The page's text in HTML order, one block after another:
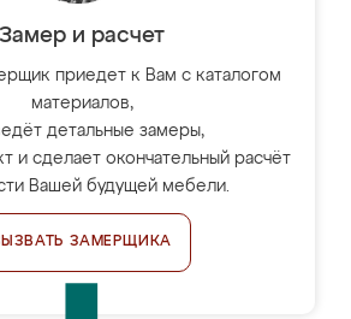
Замер и расчет
приедет к Вам с каталогом
материалов,
детальные замеры,
и сделает окончательный расчёт
Вашей будущей мебели.
ЗАМЕРЩИКА